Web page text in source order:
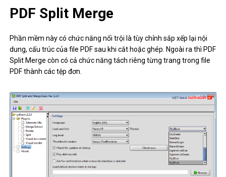
PDF Split Merge
Phần mềm này có chức năng nổi trội là tùy chỉnh sắp xếp lại nội
dung, cấu trúc của file PDF sau khi cắt hoặc ghép. Ngoài ra thì PDF
Split Merge còn có cả chức năng tách riêng từng trang trong file
PDF thành các tệp đơn.